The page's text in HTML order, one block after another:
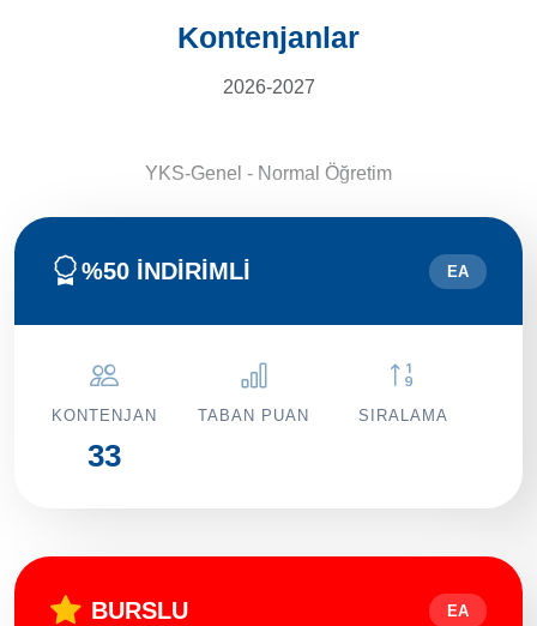
Kontenjanlar
2026-2027
YKS-Genel - Normal Öğretim
%50 İNDİRİMLİ EA
KONTENJAN
33
TABAN PUAN SIRALAMA
BURSLU EA